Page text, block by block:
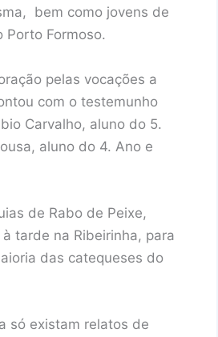
bem como jovens de
Porto Formoso.
pelas vocações a
com o testemunho
Carvalho, aluno do 5.
aluno do 4. Ano e
de Rabo de Peixe,
tarde na Ribeirinha, para
das catequeses do
só existam relatos de